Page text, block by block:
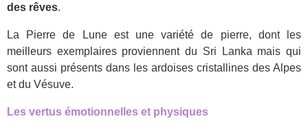
des rêves.
La Pierre de Lune est une variété de pierre, dont les
meilleurs exemplaires proviennent du Sri Lanka mais qui
sont aussi présents dans les ardoises cristallines des Alpes
et du Vésuve.
Les vertus émotionnelles et physiques